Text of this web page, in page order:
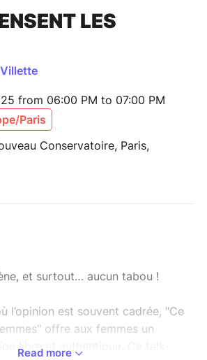
LES
from 06:00 PM to 07:00 PM
Paris
Conservatoire, Paris,
et surtout… aucun tabou !
l’opinion est souvent cadrée, "Ce
offre aux femmes un
libre et authentique. Ce talk-
Read more